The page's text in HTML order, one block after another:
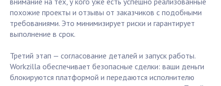
похожие проекты и отзывы от заказчиков с подобными
требованиями. Это минимизирует риски и гарантирует
выполнение в срок.
Третий этап — согласование деталей и запуск работы.
Workzilla обеспечивает безопасные сделки: ваши деньги
блокируются платформой и передаются исполнителю